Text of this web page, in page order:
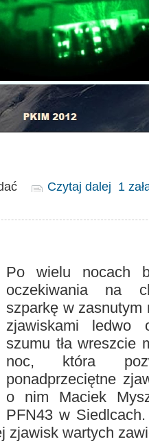
Czytaj dalej 1
Po wielu nocach
oczekiwania na
szparkę w zasnutym
zjawiskami ledwo
szumu tła wreszcie
noc, która
ponadprzeciętne
o nim Maciek
PFN43 w
zjawisk wartych